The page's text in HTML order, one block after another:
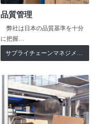
品質管理
弊社は日本の品質基準を十分
に把握…
サプライチェーンマネジメント